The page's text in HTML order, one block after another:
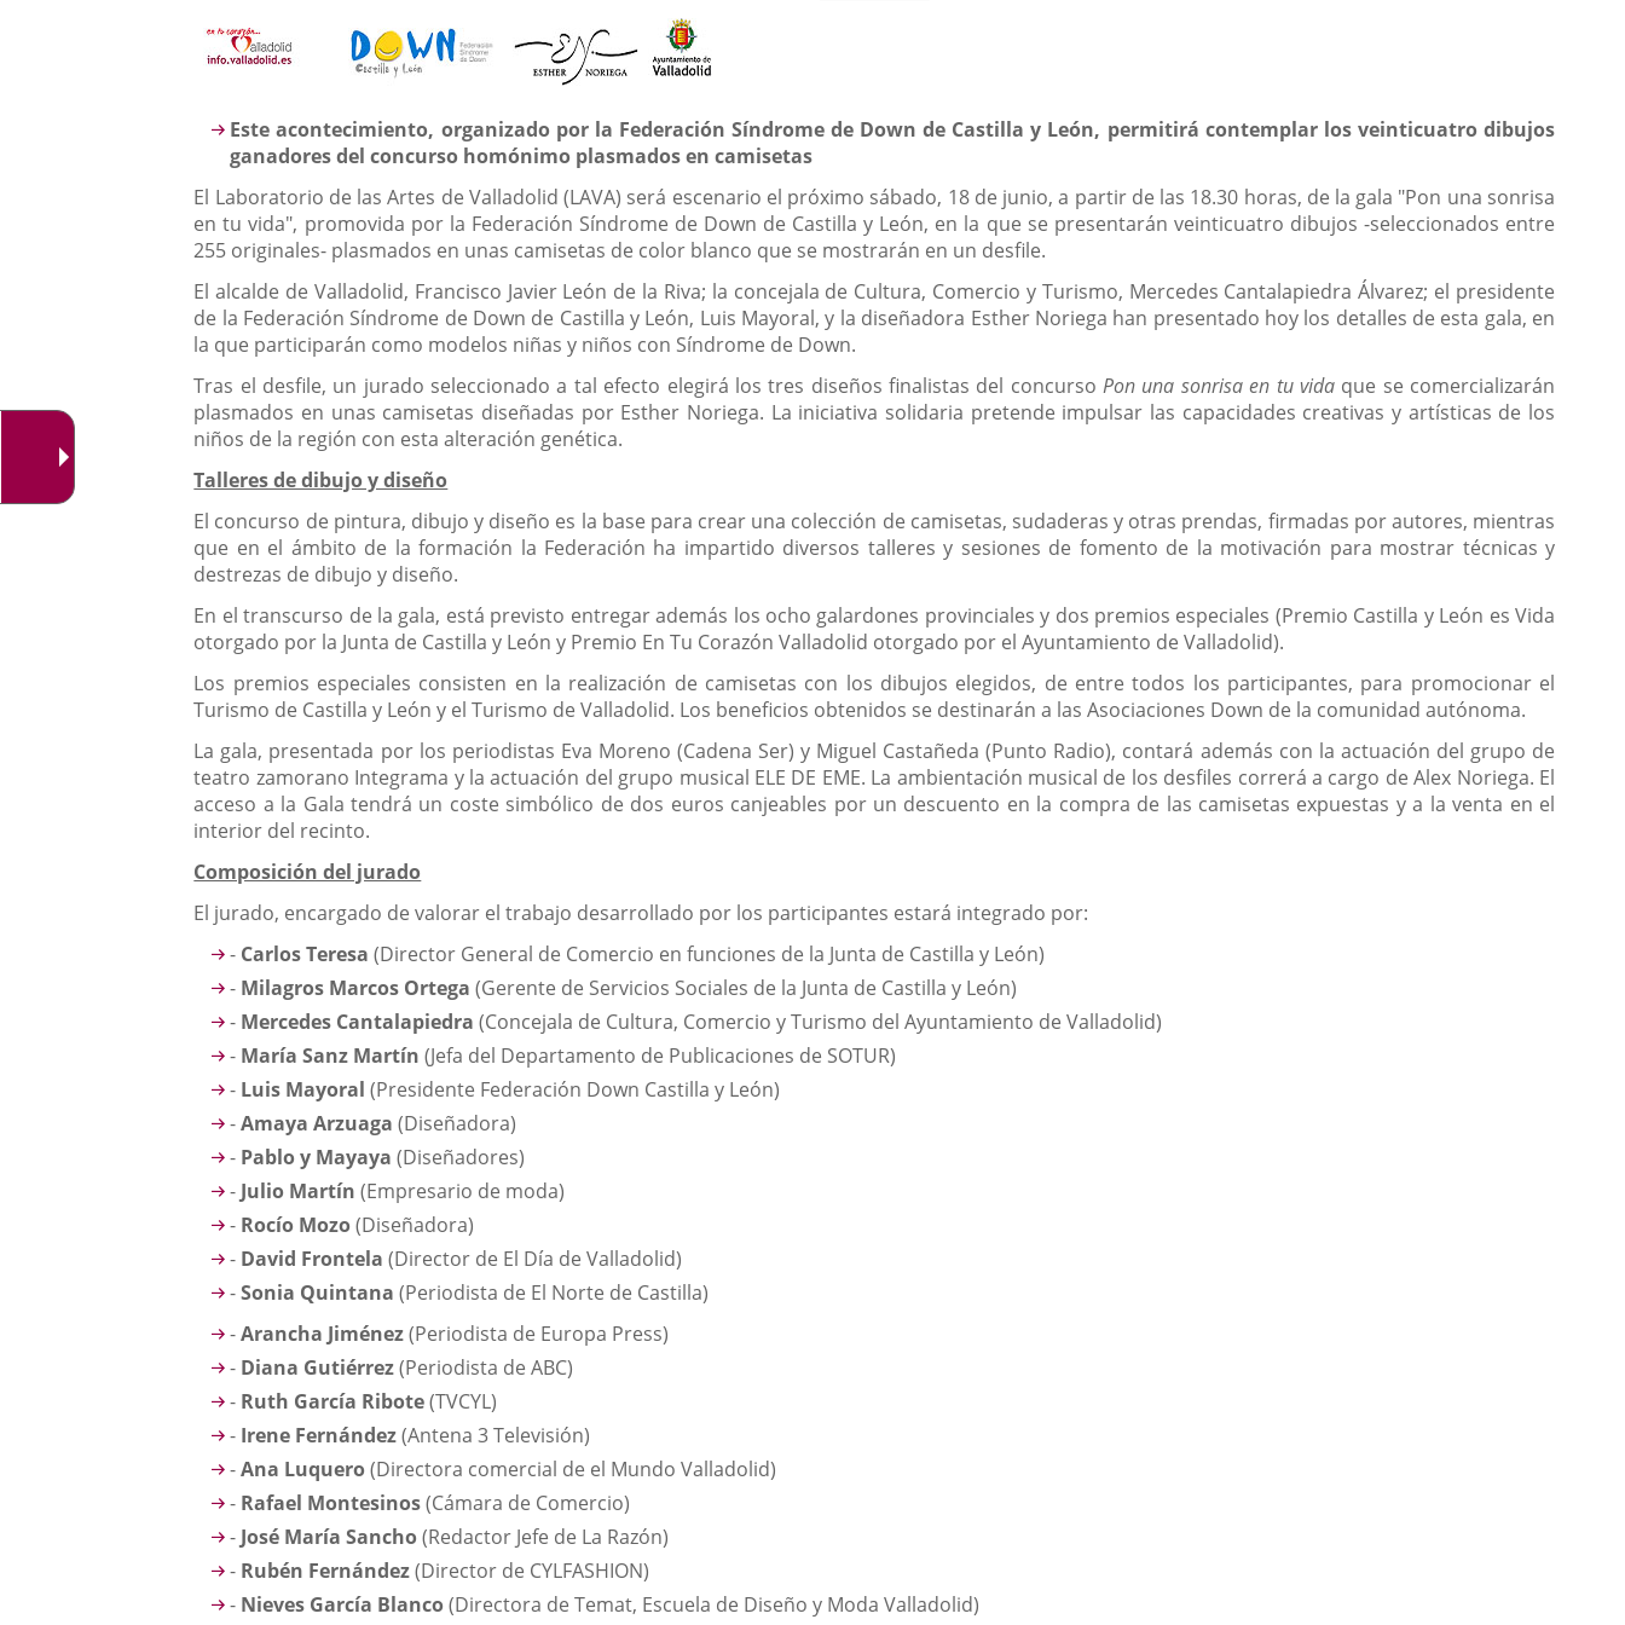
aplicación
externa.
Descripción
Este acontecimiento, organizado por la Federación Síndrome de Down de Castilla y León, permitirá contemplar los veinticuatro dibujos
ganadores del concurso homónimo plasmados en camisetas
El Laboratorio de las Artes de Valladolid (LAVA) será escenario el próximo sábado, 18 de junio, a partir de las 18.30 horas, de la gala "Pon una sonrisa
en tu vida", promovida por la Federación Síndrome de Down de Castilla y León, en la que se presentarán veinticuatro dibujos -seleccionados entre
255 originales- plasmados en unas camisetas de color blanco que se mostrarán en un desfile.
El alcalde de Valladolid, Francisco Javier León de la Riva; la concejala de Cultura, Comercio y Turismo, Mercedes Cantalapiedra Álvarez; el presidente
de la Federación Síndrome de Down de Castilla y León, Luis Mayoral, y la diseñadora Esther Noriega han presentado hoy los detalles de esta gala, en
la que participarán como modelos niñas y niños con Síndrome de Down.
Tras el desfile, un jurado seleccionado a tal efecto elegirá los tres diseños finalistas del concursoPon una sonrisa en tu vidaque se comercializarán
plasmados en unas camisetas diseñadas por Esther Noriega. La iniciativa solidaria pretende impulsar las capacidades creativas y artísticas de los
niños de la región con esta alteración genética.
Talleres de dibujo y diseño
El concurso de pintura, dibujo y diseño es la base para crear una colección de camisetas, sudaderas y otras prendas, firmadas por autores, mientras
que en el ámbito de la formación la Federación ha impartido diversos talleres y sesiones de fomento de la motivación para mostrar técnicas y
destrezas de dibujo y diseño.
En el transcurso de la gala, está previsto entregar además los ocho galardones provinciales y dos premios especiales (Premio Castilla y León es Vida
otorgado por la Junta de Castilla y León y Premio En Tu Corazón Valladolid otorgado por el Ayuntamiento de Valladolid).
Los premios especiales consisten en la realización de camisetas con los dibujos elegidos, de entre todos los participantes, para promocionar el
Turismo de Castilla y León y el Turismo de Valladolid. Los beneficios obtenidos se destinarán a las Asociaciones Down de la comunidad autónoma.
La gala, presentada por los periodistas Eva Moreno (Cadena Ser) y Miguel Castañeda (Punto Radio), contará además con la actuación del grupo de
teatro zamorano Integrama y la actuación del grupo musical ELE DE EME. La ambientación musical de los desfiles correrá a cargo de Alex Noriega. El
acceso a la Gala tendrá un coste simbólico de dos euros canjeables por un descuento en la compra de las camisetas expuestas y a la venta en el
interior del recinto.
Composición del jurado
El jurado, encargado de valorar el trabajo desarrollado por los participantes estará integrado por:
- Carlos Teresa(Director General de Comercio en funciones de la Junta de Castilla y León)
- Milagros Marcos Ortega(Gerente de Servicios Sociales de la Junta de Castilla y León)
- Mercedes Cantalapiedra (Concejala de Cultura, Comercio y Turismo del Ayuntamiento de Valladolid)
- María Sanz Martín (Jefa del Departamento de Publicaciones de SOTUR)
- Luis Mayoral(Presidente Federación Down Castilla y León)
-Amaya Arzuaga (Diseñadora)
- Pablo y Mayaya (Diseñadores)
- Julio Martín (Empresario de moda)
- Rocío Mozo(Diseñadora)
- David Frontela (Director de El Día de Valladolid)
-Sonia Quintana (Periodista de El Norte de Castilla)
-Arancha Jiménez(Periodista de Europa Press)
- Diana Gutiérrez(Periodista de ABC)
- Ruth García Ribote(TVCYL)
- Irene Fernández(Antena 3 Televisión)
-Ana Luquero(Directora comercial de el Mundo Valladolid)
- Rafael Montesinos(Cámara de Comercio)
- José María Sancho(Redactor Jefe de La Razón)
- Rubén Fernández(Director de CYLFASHION)
- Nieves García Blanco(Directora de Temat, Escuela de Diseño y Moda Valladolid)